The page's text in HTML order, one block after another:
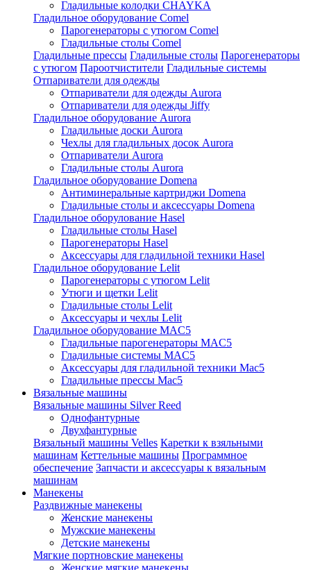
Гладильные колодки CHAYKA
Гладильное оборудование Comel
Парогенераторы с утюгом Comel
Гладильные столы Comel
Гладильные прессы Гладильные столы Парогенераторы
с утюгом Пароотчистители Гладильные системы
Отпариватели для одежды
Отпариватели для одежды Aurora
Отпариватели для одежды Jiffy
Гладильное оборудование Aurora
Гладильные доски Aurora
Чехлы для гладильных досок Aurora
Отпариватели Aurora
Гладильные столы Aurora
Гладильное оборудование Domena
Антиминеральные картриджи Domena
Гладильные столы и аксессуары Domena
Гладильное оборулование Hasel
Гладильные столы Hasel
Парогенераторы Hasel
Аксессуары для гладильной техники Hasel
Гладильное оборудование Lelit
Парогенераторы с утюгом Lelit
Утюги и щетки Lelit
Гладильные столы Lelit
Аксессуары и чехлы Lelit
Гладильное оборудование MAC5
Гладильные парогенераторы MAC5
Гладильные системы MAC5
Аксессуары для гладильной техники Mac5
Гладильные прессы Mac5
Вязальные машины
Вязальные машины Silver Reed
Однофантурные
Двухфантурные
Вязальный машины Velles Каретки к взяльными
машинам Кеттельные машины Программное
обеспечение Запчасти и аксессуары к вязальным
машинам
Манекены
Раздвижные манекены
Женские манекены
Мужские манекены
Детские манекены
Мягкие портновские манекены
Женские мягкие манекены